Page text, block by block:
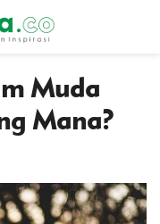
Muda
Mana?